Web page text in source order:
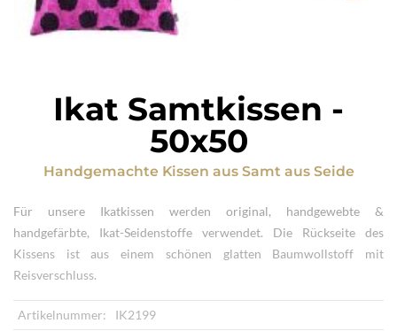
Ikat Samtkissen -
50x50
Handgemachte Kissen aus Samt aus Seide
Für unsere Ikatkissen werden original, handgewebte &
handgefärbte, Ikat-Seidenstoffe verwendet. Die Rückseite des
Kissens ist aus einem schönen glatten Baumwollstoff mit
Reisverschluss.
Artikelnummer:
IK2199